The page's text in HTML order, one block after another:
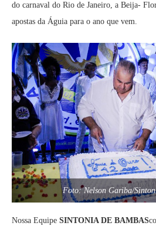
do carnaval do Rio de Janeiro, a Beija-
apostas da Águia para o ano que vem.
Foto: Nelson Gariba/
Nossa Equipe SINTONIA DE BAMBAS